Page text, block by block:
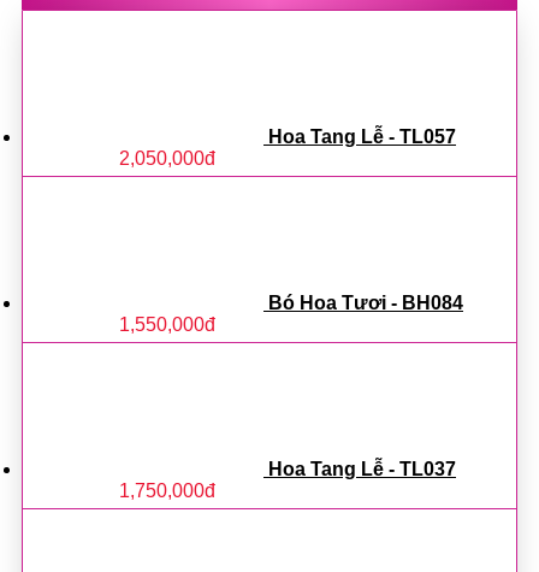
Hoa Tang Lễ - TL057
2,050,000đ
Bó Hoa Tươi - BH084
1,550,000đ
Hoa Tang Lễ - TL037
1,750,000đ